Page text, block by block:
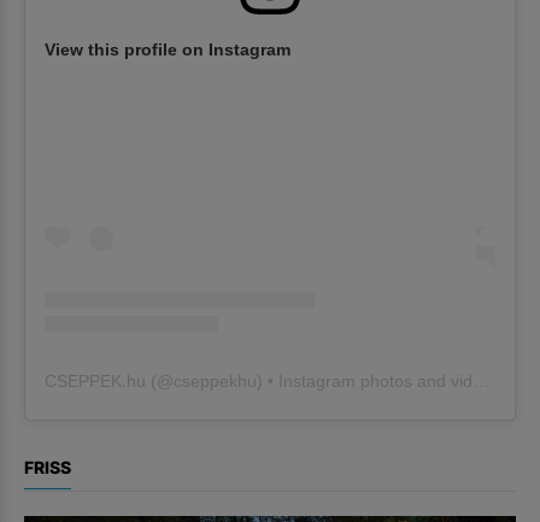
View this profile on Instagram
CSEPPEK.hu (@cseppekhu ) • Instagram photos and videos
FRISS